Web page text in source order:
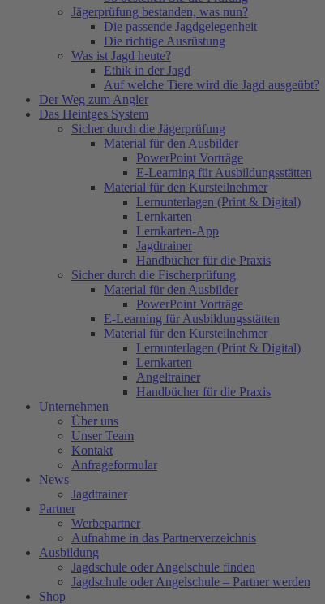
Jägerprüfung bestanden, was nun?
Die passende Jagdgelegenheit
Die richtige Ausrüstung
Was ist Jagd heute?
Ethik in der Jagd
Auf welche Tiere wird die Jagd ausgeübt?
Der Weg zum Angler
Das Heintges System
Sicher durch die Jägerprüfung
Material für den Ausbilder
PowerPoint Vorträge
E-Learning für Ausbildungsstätten
Material für den Kursteilnehmer
Lernunterlagen (Print & Digital)
Lernkarten
Lernkarten-App
Jagdtrainer
Handbücher für die Praxis
Sicher durch die Fischerprüfung
Material für den Ausbilder
PowerPoint Vorträge
E-Learning für Ausbildungsstätten
Material für den Kursteilnehmer
Lernunterlagen (Print & Digital)
Lernkarten
Angeltrainer
Handbücher für die Praxis
Unternehmen
Über uns
Unser Team
Kontakt
Anfrageformular
News
Jagdtrainer
Partner
Werbepartner
Aufnahme in das Partnerverzeichnis
Ausbildung
Jagdschule oder Angelschule finden
Jagdschule oder Angelschule – Partner werden
Shop